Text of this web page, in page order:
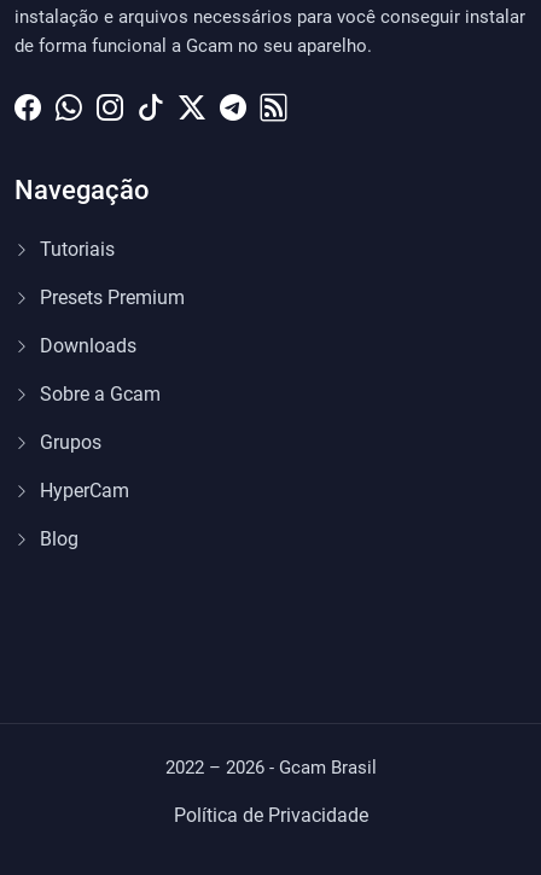
instalação e arquivos necessários para você conseguir instalar
de forma funcional a Gcam no seu aparelho.
Navegação
Tutoriais
Presets Premium
Downloads
Sobre a Gcam
Grupos
HyperCam
Blog
2022 – 2026 - Gcam Brasil
Política de Privacidade